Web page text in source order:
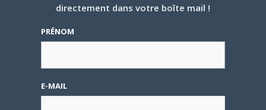
Pingback:
Une généreuse bande-annonce
pour le film live Gunnm
directement dans votre boîte mail !
PRÉNOM
E-MAIL